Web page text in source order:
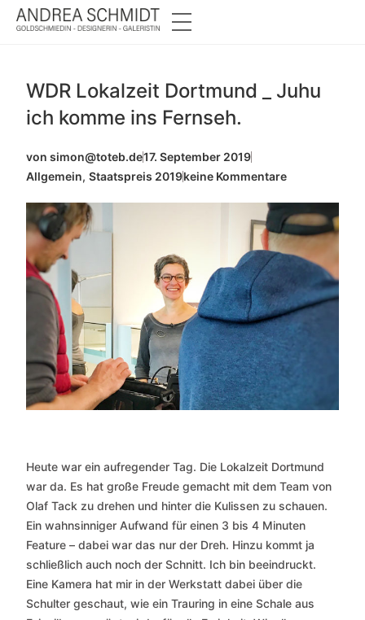
WDR Lokalzeit Dortmund _ Juhu
ich komme ins Fernseh.
von simon@toteb.de17. September 2019
Allgemein,Staatspreis 2019keine Kommentare
Heute war ein aufregender Tag. Die Lokalzeit Dortmund
war da. Es hat große Freude gemacht mit dem Team von
Olaf Tack zu drehen und hinter die Kulissen zu schauen.
Ein wahnsinniger Aufwand für einen 3 bis 4 Minuten
Feature – dabei war das nur der Dreh. Hinzu kommt ja
schließlich auch noch der Schnitt. Ich bin beeindruckt.
Eine Kamera hat mir in der Werkstatt dabei über die
Schulter geschaut, wie ein Trauring in eine Schale aus